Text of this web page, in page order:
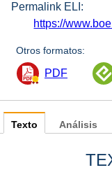
Permalink ELI:
https://
Otros formatos:
PDF
Texto Análisis